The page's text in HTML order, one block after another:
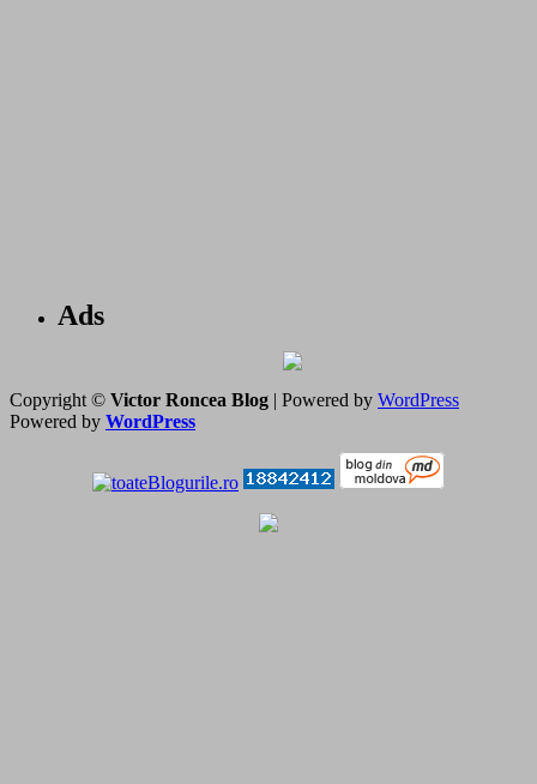
Ads
Copyright © Victor Roncea Blog | Powered by WordPress
Powered by WordPress